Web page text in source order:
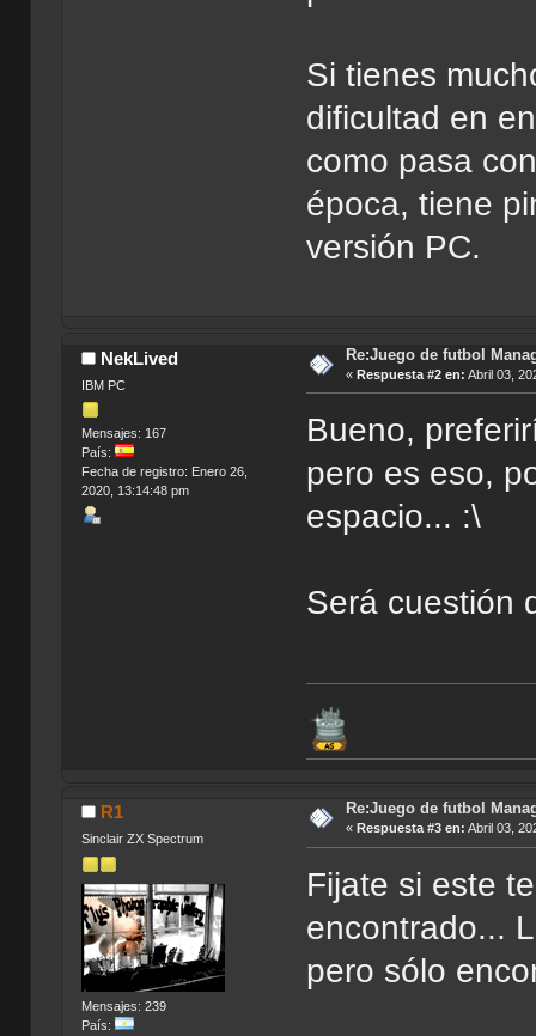
Si tienes
dificultad en
como pasa
época, tiene
versión PC.
NekLived
IBM PC
Mensajes: 167
País:
Fecha de registro: Enero 26,
2020, 13:14:48 pm
Re:Juego de futbol
« Respuesta #2 en: Abril 03,
Bueno,
pero es eso,
espacio... :\
Será cuestión
R1
Sinclair ZX Spectrum
Mensajes: 239
País:
Re:Juego de futbol
« Respuesta #3 en: Abril 03,
Fijate si este
encontrado...
pero sólo